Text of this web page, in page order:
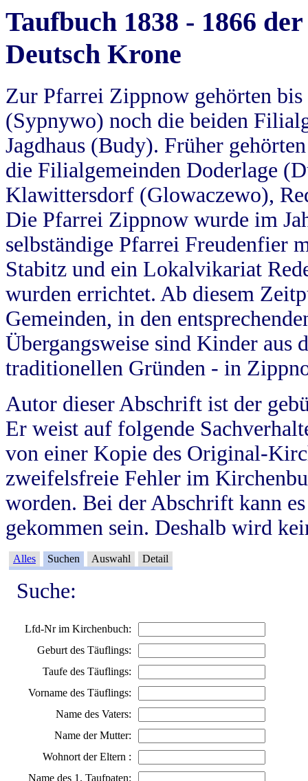
Taufbuch 1838 - 1866
Deutsch Krone
Zur Pfarrei Zippnow gehörten
(Sypnywo) noch die beiden
Jagdhaus (Budy). Früher
die Filialgemeinden Doderlage
Klawittersdorf (Glowaczewo),
Die Pfarrei Zippnow wurde im
selbständige Pfarrei Freudenfier
Stabitz und ein Lokalvikariat
wurden errichtet. Ab diesem
Gemeinden, in den
Übergangsweise sind Kinder aus
traditionellen Gründen - in
Autor dieser Abschrift ist der
Er weist auf folgende
von einer Kopie des Original-
zweifelsfreie Fehler im
worden. Bei der Abschrift kann
gekommen sein. Deshalb wird
Alles Suchen Auswahl Detail
Suche:
Lfd-Nr im Kirchenbuch:
Geburt des Täuflings:
Taufe des Täuflings:
Vorname des Täuflings:
Name des Vaters:
Name der Mutter:
Wohnort der Eltern :
Name des 1. Taufpaten: